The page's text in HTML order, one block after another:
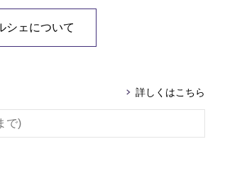
シェについて